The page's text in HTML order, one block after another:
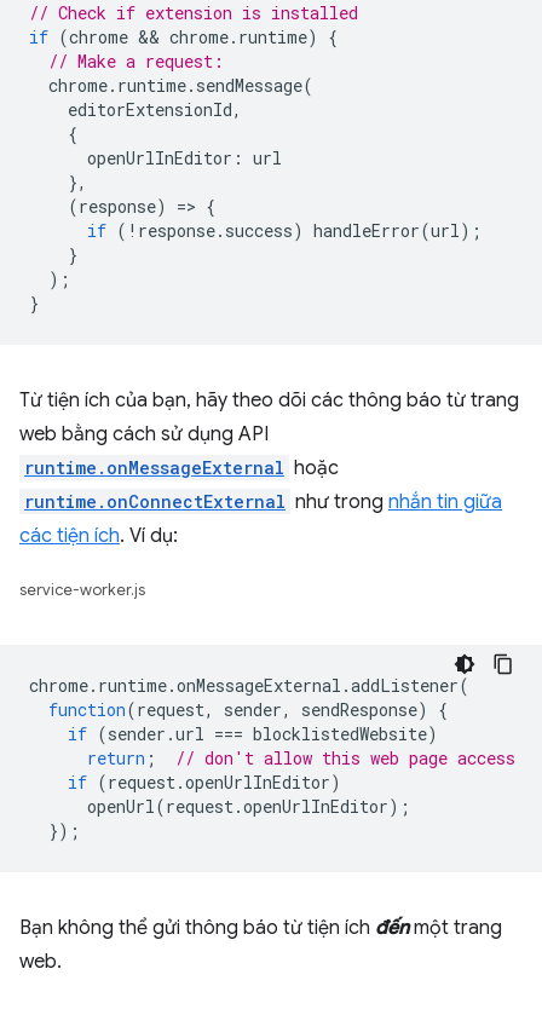
// Check if extension is installed
if (chrome && chrome. runtime)
{
// Make a request:
chrome. runtime. sendMessage(
editorExtensionId,
{
openUrlInEditor : url
},
(response) => {
if ( ! response. success) handleError(url);
}
);
}
Từ tiện ích của bạn, hãy theo dõi các thông báo từ trang
web bằng cách sử dụng API
runtime.onMessageExternal hoặc
runtime.onConnectExternal như trong nhắn tin giữa
các tiện ích. Ví dụ:
service-worker.js
chrome. runtime.onMessageExternal .addListener(
function(request, sender, sendResponse)
{
if (sender .url === blocklistedWebsite)
return ;
// don't allow this web page access
if (request.openUrlInEditor)
openUrl(request.openUrlInEditor);
});
Bạn không thể gửi thông báo từ tiện ích đếnmột trang
web.